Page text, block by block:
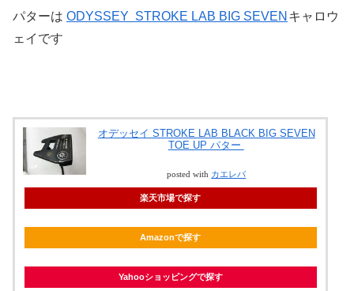
パターは ODYSSEY STROKE LAB BIG SEVEN キャロウ
ェイです
オデッセイ STROKE LAB BLACK BIG SEVEN
TOE UP パター
posted with カエレバ
楽天市場で探す
Amazonで探す
Yahooショッピングで探す